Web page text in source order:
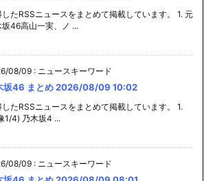
たRSSニュースをまとめて掲載しています。 1. 元
坂46高山一実、ノ ...
08/09 ニュースキーワード
坂46 まとめ 2026/08/09 10:02
たRSSニュースをまとめて掲載しています。 1.
1/4) 乃木坂4 ...
08/09 ニュースキーワード
坂46 まとめ 2026/08/09 08:01